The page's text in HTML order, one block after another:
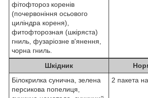
фітофтороз коренів
(почервоніння осьового
циліндра кореня),
фитофторозная (шкіряста)
гниль, фузаріозне в'янення,
чорна гниль.
Шкідник
Білокрилка сунична, зелена
персикова попелиця,
2 пакета